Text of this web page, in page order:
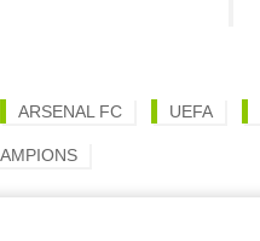
ARSENAL FC UEFA